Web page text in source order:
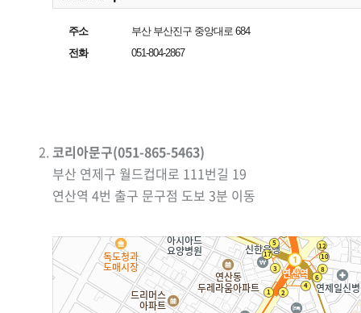
주소
부산 부산진구 중앙대로 684
전화
051-804-2867
코리아문구(051-865-5463)
부산 연제구 월드컵대로 111번길 19
연산역 4번 출구 문구점 도보 3분 이동